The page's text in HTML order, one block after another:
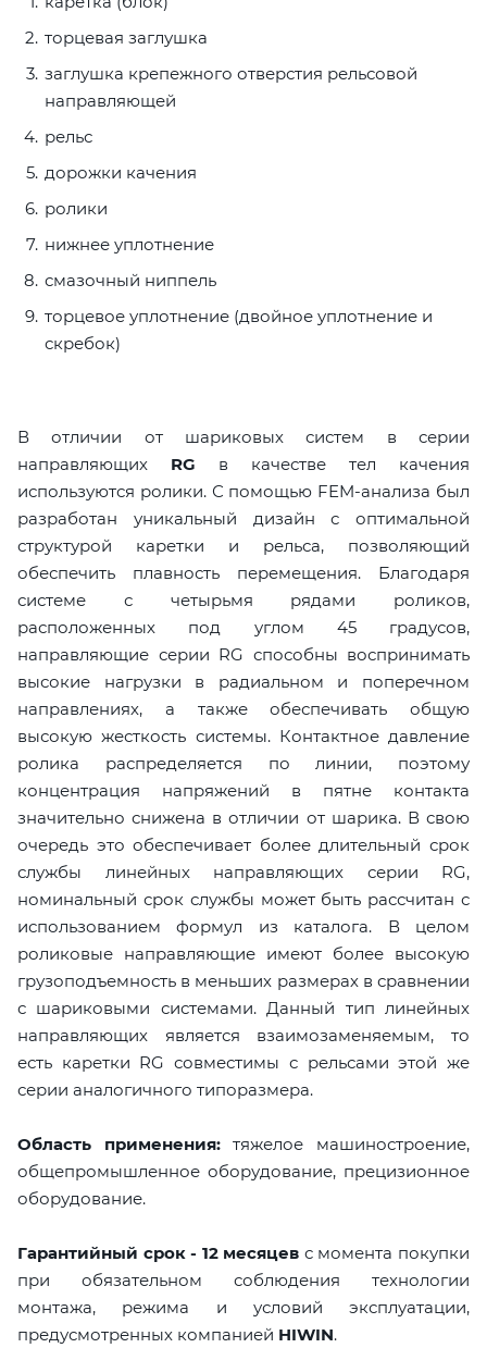
торцевая заглушка
заглушка крепежного отверстия рельсовой
направляющей
рельс
дорожки качения
ролики
нижнее уплотнение
смазочный ниппель
торцевое уплотнение (двойное уплотнение и
скребок)
В отличии от шариковых систем в серии
направляющих RG в качестве тел качения
используются ролики. С помощью FEM-анализа был
разработан уникальный дизайн с оптимальной
структурой каретки и рельса, позволяющий
обеспечить плавность перемещения. Благодаря
системе с четырьмя рядами роликов,
расположенных под углом 45 градусов,
направляющие серии RG способны воспринимать
высокие нагрузки в радиальном и поперечном
направлениях, а также обеспечивать общую
высокую жесткость системы. Контактное давление
ролика распределяется по линии, поэтому
концентрация напряжений в пятне контакта
значительно снижена в отличии от шарика. В свою
очередь это обеспечивает более длительный срок
службы линейных направляющих серии RG,
номинальный срок службы может быть рассчитан с
использованием формул из каталога. В целом
роликовые направляющие имеют более высокую
грузоподъемность в меньших размерах в сравнении
с шариковыми системами. Данный тип линейных
направляющих является взаимозаменяемым, то
есть каретки RG совместимы с рельсами этой же
серии аналогичного типоразмера.
Область применения:тяжелое машиностроение,
общепромышленное оборудование, прецизионное
оборудование.
Гарантийный срок - 12 месяцев с момента покупки
при обязательном соблюдения технологии
монтажа, режима и условий эксплуатации,
предусмотренных компанией HIWIN.